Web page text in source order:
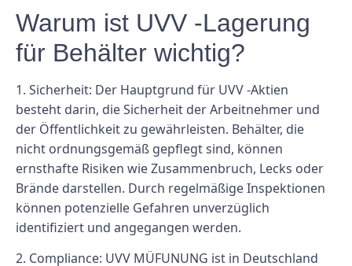
Warum ist UVV -Lagerung
für Behälter wichtig?
1. Sicherheit: Der Hauptgrund für UVV -Aktien
besteht darin, die Sicherheit der Arbeitnehmer und
der Öffentlichkeit zu gewährleisten. Behälter, die
nicht ordnungsgemäß gepflegt sind, können
ernsthafte Risiken wie Zusammenbruch, Lecks oder
Brände darstellen. Durch regelmäßige Inspektionen
können potenzielle Gefahren unverzüglich
identifiziert und angegangen werden.
2. Compliance: UVV MÜFUNUNG ist in Deutschland